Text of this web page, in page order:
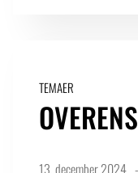
TEMAER
13. december 2024